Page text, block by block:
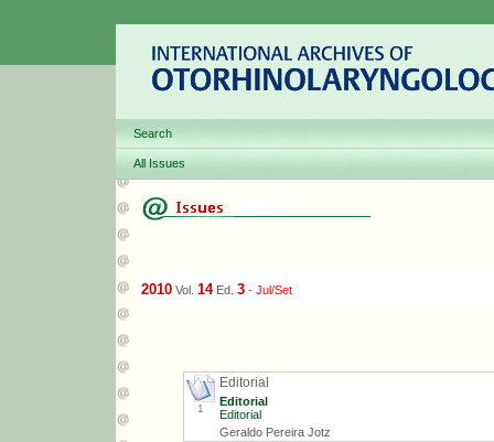
Search
All Issues
2010 Vol. 14Ed. 3 - Jul/Set
1
Editorial
Editorial
Editorial
Geraldo Pereira Jotz